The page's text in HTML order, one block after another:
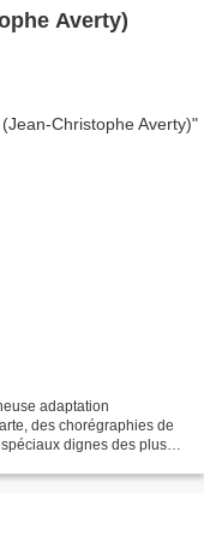
Averty)
adaptation
des chorégraphies de
dignes des plus